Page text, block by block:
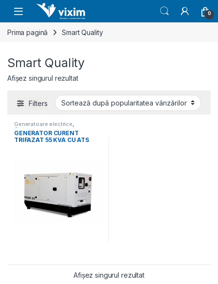
Skip to navigation
Skip to content
0
Prima pagină Smart Quality
Smart Quality
Afișez singurul rezultat
Filters
Generatoare electrice,
Generatoare mari
GENERATOR CURENT
TRIFAZAT 55 KVA CU ATS
Afișez singurul rezultat